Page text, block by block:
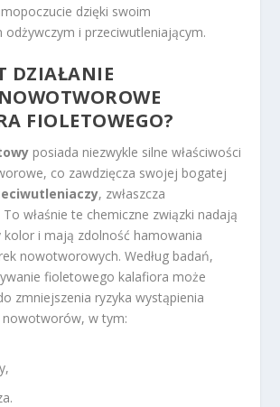
dzięki swoim
odżywczym i przeciwutleniającym.
DZIAŁANIE
FIOLETOWEGO?
posiada niezwykle silne właściwości
co zawdzięcza swojej bogatej
, zwłaszcza
To właśnie te chemiczne związki nadają
kolor i mają zdolność hamowania
nowotworowych. Według badań,
fioletowego kalafiora może
zmniejszenia ryzyka wystąpienia
w tym: